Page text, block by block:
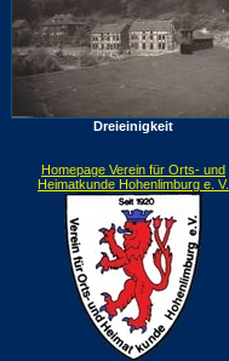
Dreieinigkeit
Homepage Verein für Orts- und
Heimatkunde Hohenlimburg e. V.